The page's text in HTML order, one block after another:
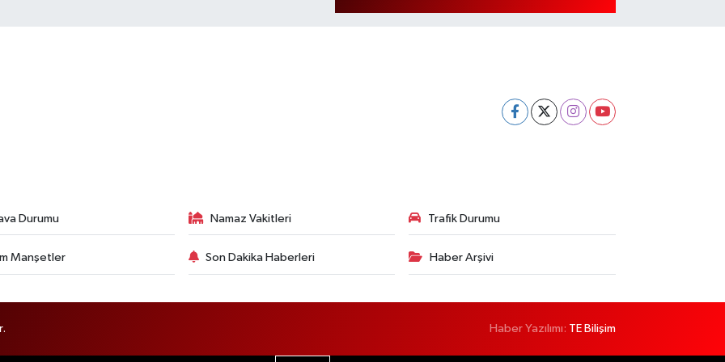
Durumu Namaz Vakitleri Trafik Durumu
Manşetler Son Dakika Haberleri Haber Arşivi
Haber Yazılımı: TE Bilişim